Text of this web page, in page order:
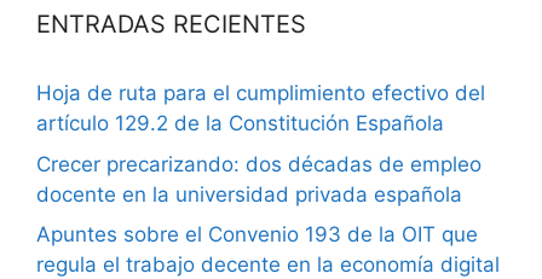
ENTRADAS RECIENTES
Hoja de ruta para el cumplimiento efectivo del
artículo 129.2 de la Constitución Española
Crecer precarizando: dos décadas de empleo
docente en la universidad privada española
Apuntes sobre el Convenio 193 de la OIT que
regula el trabajo decente en la economía digital